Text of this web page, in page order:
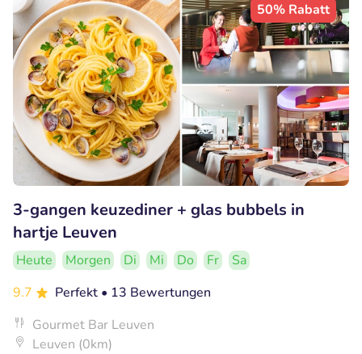
50% Rabatt
3-gangen keuzediner + glas bubbels in
hartje Leuven
Heute Morgen Di Mi Do Fr
Sa
9.7
Perfekt • 13 Bewertungen
Gourmet Bar Leuven
Leuven (0km)